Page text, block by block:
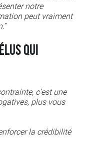
notre
peut vraiment
”
qui
c’est une
plus vous
la crédibilité